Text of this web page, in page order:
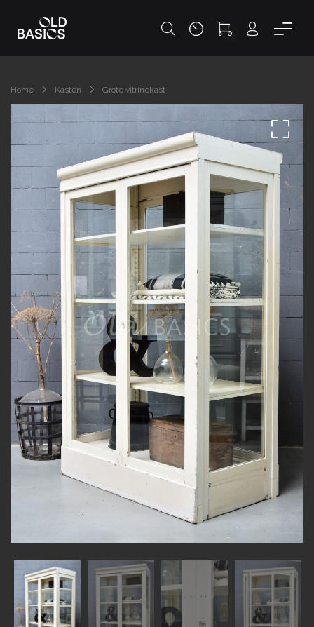
0
Home Kasten Grote vitrinekast